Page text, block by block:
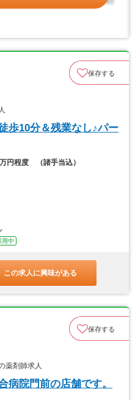
保存する
歩10分＆残業なし♪パー
円程度 （諸手当込）
用中
この求人に興味がある
保存する
薬剤師求人
病院門前の店舗です。